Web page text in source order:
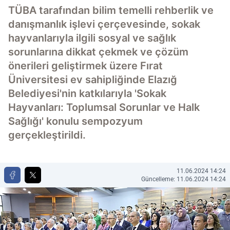
TÜBA tarafından bilim temelli rehberlik ve
danışmanlık işlevi çerçevesinde, sokak
hayvanlarıyla ilgili sosyal ve sağlık
sorunlarına dikkat çekmek ve çözüm
önerileri geliştirmek üzere Fırat
Üniversitesi ev sahipliğinde Elazığ
Belediyesi'nin katkılarıyla 'Sokak
Hayvanları: Toplumsal Sorunlar ve Halk
Sağlığı' konulu sempozyum
gerçekleştirildi.
11.06.2024 14:24
Güncelleme: 11.06.2024 14:24